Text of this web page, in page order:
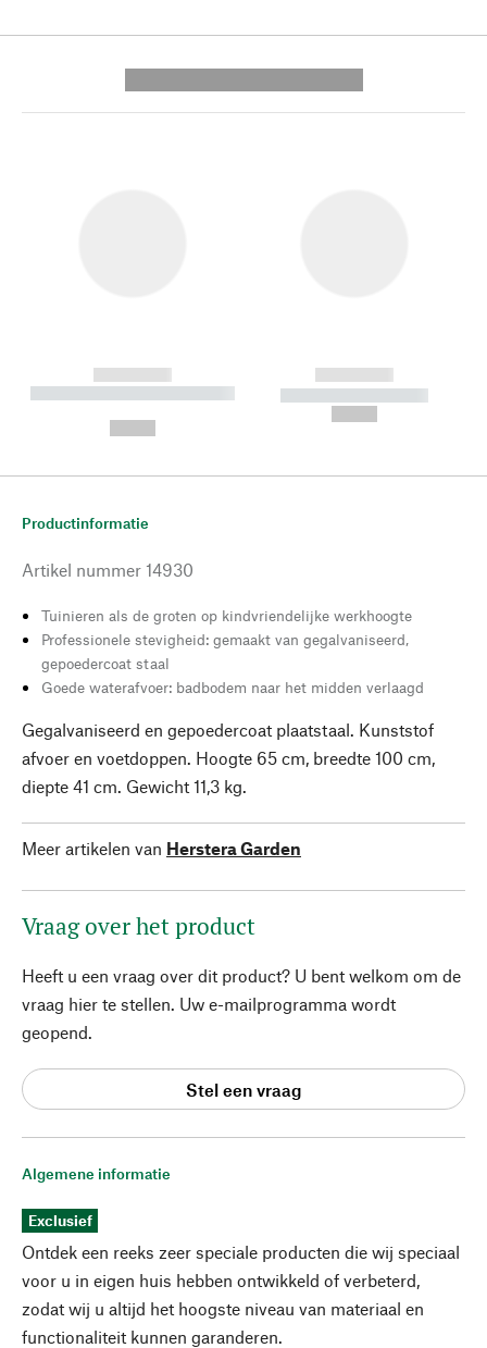
------------
----------- ----------- --------
------------
----------- -----------
Algemene informatie
Exclusief
Ontdek een reeks zeer speciale producten die wij speciaal
voor u in eigen huis hebben ontwikkeld of verbeterd,
zodat wij u altijd het hoogste niveau van materiaal en
functionaliteit kunnen garanderen.
Productinformatie
Artikel nummer 14930
Tuinieren als de groten op kindvriendelijke werkhoogte
Professionele stevigheid: gemaakt van gegalvaniseerd,
gepoedercoat staal
Goede waterafvoer: badbodem naar het midden verlaagd
Gegalvaniseerd en gepoedercoat plaatstaal. Kunststof
afvoer en voetdoppen. Hoogte 65 cm, breedte 100 cm,
diepte 41 cm. Gewicht 11,3 kg.
Meer artikelen van Herstera Garden
Vraag over het product
Heeft u een vraag over dit product? U bent welkom om de
vraag hier te stellen. Uw e-mailprogramma wordt
geopend.
Stel een vraag